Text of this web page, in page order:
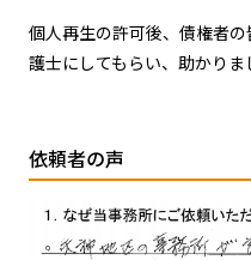
個人再生の許可後、債権者
護士にしてもらい、助かりま
依頼者の声